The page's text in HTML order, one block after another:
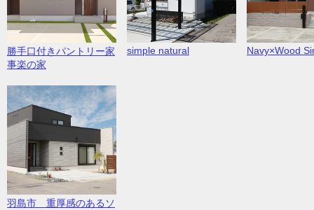
勝手口付きパントリー家
事楽の家
simple natural Navy×Wood
羽島市 重厚感のあるソ